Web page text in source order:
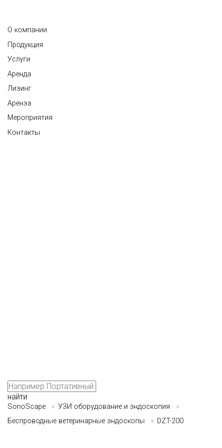
О компании
Продукция
Услуги
Аренда
Лизинг
Аренза
Мероприятия
Контакты
найти
SonoScape » УЗИ оборудование и эндоскопия
»
Беспроводные ветеринарные эндоскопы
» DZT-200